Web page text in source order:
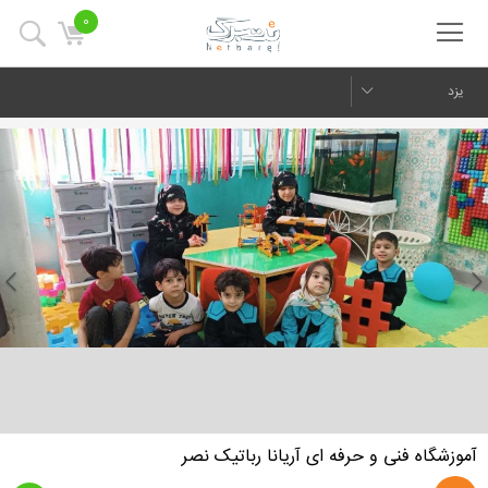
0
یزد
Next
آموزشگاه فنی و حرفه ای آریانا رباتیک نصر